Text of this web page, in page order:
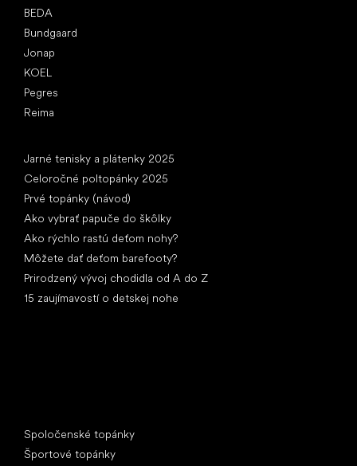
BEDA
Bundgaard
Jonap
KOEL
Pegres
Reima
Jarné tenisky a plátenky 2025
Celoročné poltopánky 2025
Prvé topánky (návod)
Ako vybrať papuče do škôlky
Ako rýchlo rastú deťom nohy?
Môžete dať deťom barefooty?
Prirodzený vývoj chodidla od A do Z
15 zaujímavostí o detskej nohe
Spoločenské topánky
Športové topánky